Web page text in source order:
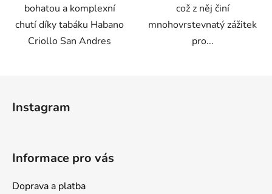
bohatou a komplexní
chutí díky tabáku Habano
Criollo San Andres
což z něj činí
mnohovrstevnatý zážitek
pro...
Instagram
Informace pro vás
Doprava a platba